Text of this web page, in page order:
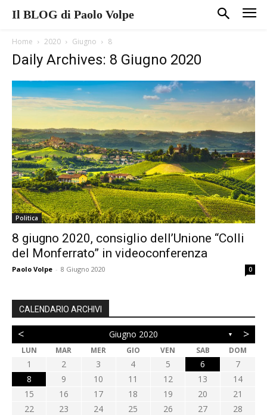
Il BLOG di Paolo Volpe
Home 2020 Giugno 8
Daily Archives: 8 Giugno 2020
Politica
8 giugno 2020, consiglio dell’Unione “Colli
del Monferrato” in videoconferenza
Paolo Volpe - 8 Giugno 2020 0
CALENDARIO ARCHIVI
< Giugno 2020 ▼ >
LUN MAR MER GIO VEN SAB DOM
1 2 3 4 5 6
7
8
9 10 11 12 13
14
15
16 17 18 19 20
21
22
23 24 25 26 27
28